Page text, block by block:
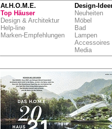
At.H.O.M.E.
Top Häuser
Design & Architektur
Help-line
Marken-Empfehlungen
Design-
Neuheiten
Möbel
Bad
Lampen
Accessoires
Media